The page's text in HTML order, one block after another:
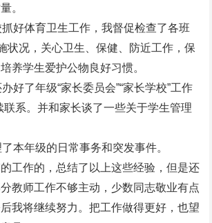
。
好体育卫生工作，我督促检查了各班
状况，关心卫生、保健、防近工作，保
养学生爱护公物良好习惯。
好了年级“家长委员会”“家长学校”工作
系。并和家长谈了一些关于学生管理
本年级的日常事务和突发事件。
工作的，总结了以上这些经验，但是还
教师工作不够主动，少数同志敬业有点
我将继续努力。把工作做得更好，也望